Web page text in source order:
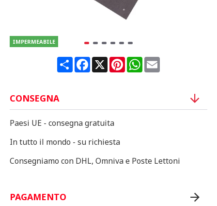
IMPERMEABILE
ShareFacebook
X PinterestWhatsApp
Email
CONSEGNA
Paesi UE - consegna gratuita
In tutto il mondo - su richiesta
Consegniamo con DHL, Omniva e Poste Lettoni
PAGAMENTO